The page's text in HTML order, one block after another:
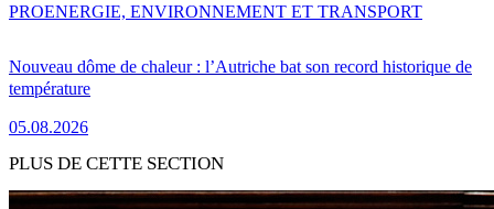
Nouveau dôme de chaleur : l’Autriche bat son record historique de
température
05.08.2026
PROENERGIE, ENVIRONNEMENT ET TRANSPORT
PLUS DE CETTE SECTION